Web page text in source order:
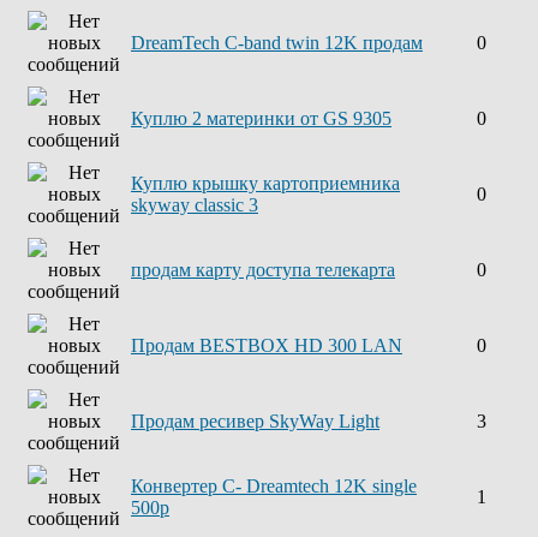
DreamTech C-band twin 12K продам 0
Куплю 2 материнки от GS 9305 0
Куплю крышку картоприемника
skyway classic 3
0
продам карту доступа телекарта 0
Продам BESTBOX HD 300 LAN 0
Продам ресивер SkyWay Light 3
Конвертер С- Dreamtech 12K single
500р
1